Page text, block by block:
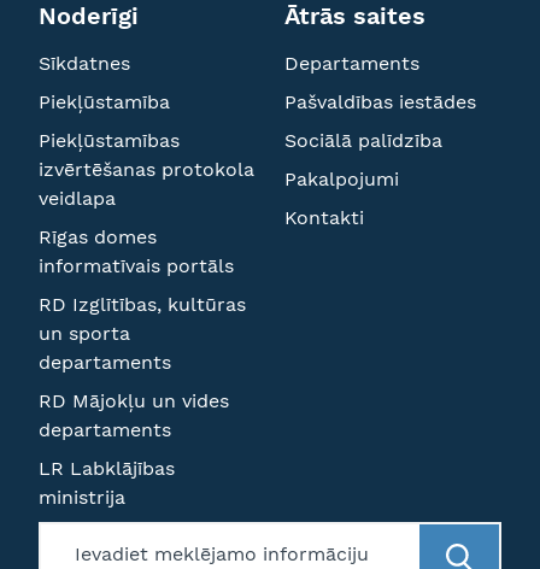
Noderīgi
Sīkdatnes
Piekļūstamība
Piekļūstamības
izvērtēšanas protokola
veidlapa
Rīgas domes
informatīvais portāls
RD Izglītības, kultūras
un sporta
departaments
RD Mājokļu un vides
departaments
LR Labklājības
ministrija
Ātrās saites
Departaments
Pašvaldības iestādes
Sociālā palīdzība
Pakalpojumi
Kontakti